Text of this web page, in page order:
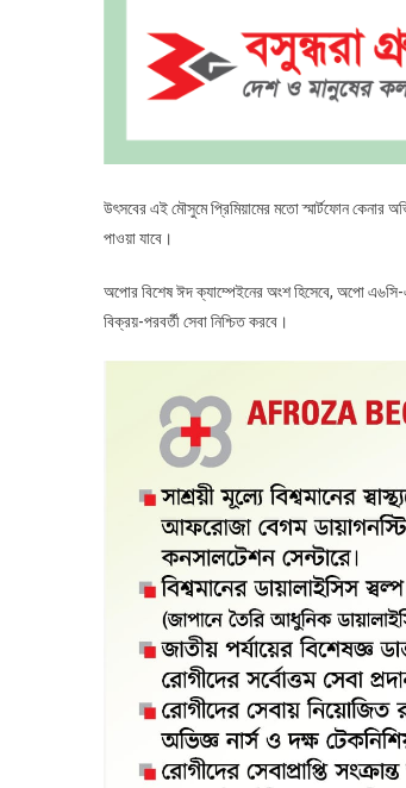
উৎসবের এই মৌসুমে প্রিমিয়ামের মতো স্মার্টফোন কেনার
পাওয়া যাবে।
অপোর বিশেষ ঈদ ক্যাম্পেইনের অংশ হিসেবে, অপো এ৬সি-
বিক্রয়-পরবর্তী সেবা নিশ্চিত করবে।